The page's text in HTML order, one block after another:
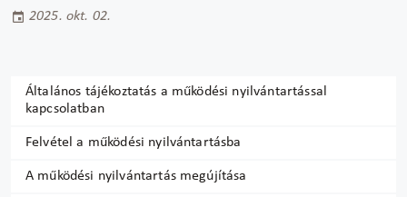
Általános tájékoztatás a működési nyilvántartással
kapcsolatban
Felvétel a működési nyilvántartásba
A működési nyilvántartás megújítása
2025. okt. 02.